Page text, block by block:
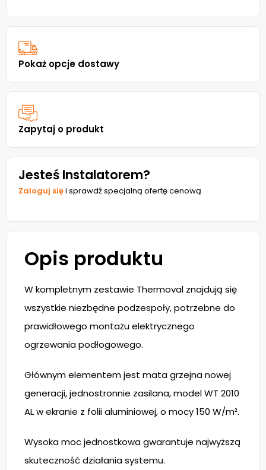
Pokaż opcje dostawy
Zapytaj o produkt
Jesteś Instalatorem?
Zaloguj sięi sprawdź specjalną ofertę cenową
Opis produktu
W kompletnym zestawie Thermoval znajdują się
wszystkie niezbędne podzespoły, potrzebne do
prawidłowego montażu elektrycznego
ogrzewania podłogowego.
Głównym elementem jest mata grzejna nowej
generacji, jednostronnie zasilana, model WT 2010
AL w ekranie z folii aluminiowej, o mocy 150 W/m².
Wysoka moc jednostkowa gwarantuje najwyższą
skuteczność działania systemu.